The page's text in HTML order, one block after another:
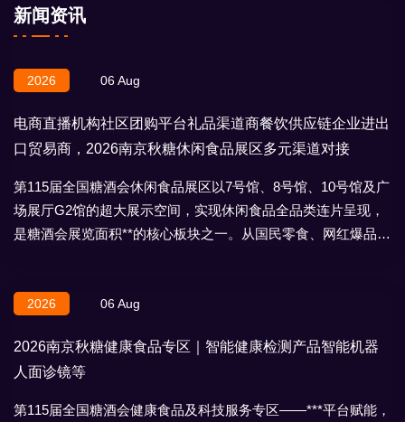
新闻资讯
2026 06 Aug
电商直播机构社区团购平台礼品渠道商餐饮供应链企业进出
口贸易商，2026南京秋糖休闲食品展区多元渠道对接
第115届全国糖酒会休闲食品展区以7号馆、8号馆、10号馆及广
场展厅G2馆的超大展示空间，实现休闲食品全品类连片呈现，
是糖酒会展览面积**的核心板块之一。从国民零食、网红爆品到
2026 06 Aug
2026南京秋糖健康食品专区｜智能健康检测产品智能机器
人面诊镜等
第115届全国糖酒会健康食品及科技服务专区——***平台赋能，